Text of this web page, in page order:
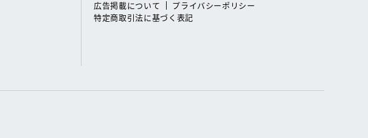
広告掲載について
プライバシーポリシー
特定商取引法に基づく表記